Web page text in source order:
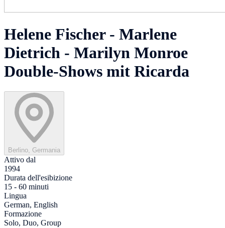
Helene Fischer - Marlene
Dietrich - Marilyn Monroe
Double-Shows mit Ricarda
Berlino, Germania
Attivo dal
1994
Durata dell'esibizione
15 - 60 minuti
Lingua
German, English
Formazione
Solo, Duo, Group